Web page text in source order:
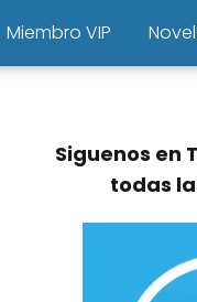
Miembro VIP
Siguenos en
todas